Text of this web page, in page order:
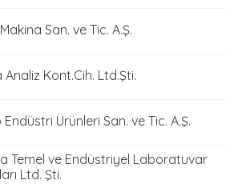
San. ve Tic. A.Ş.
Analiz Kont.Cih. Ltd.Şti.
Endüstri Ürünleri San. ve Tic. A.Ş.
Temel ve Endüstriyel Laboratuvar
Ltd. Şti.